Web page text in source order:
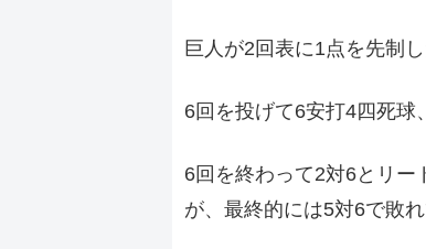
巨人が2回表に1点を先制
6回を投げて6安打4四死球
6回を終わって2対6とリー
が、最終的には5対6で敗れ